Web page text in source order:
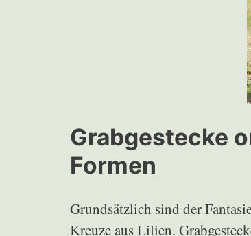
Grabgestecke
Formen
Grundsätzlich sind der
Kreuze aus Lilien.